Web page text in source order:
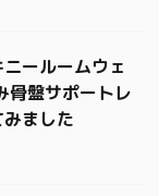
ールームウェ
骨盤サポートレ
ました